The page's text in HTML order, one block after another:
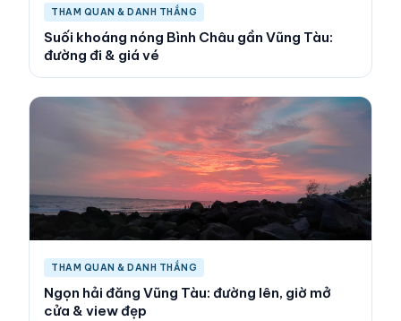
THAM QUAN & DANH THẮNG
Suối khoáng nóng Bình Châu gần Vũng Tàu:
đường đi & giá vé
THAM QUAN & DANH THẮNG
Ngọn hải đăng Vũng Tàu: đường lên, giờ mở
cửa & view đẹp